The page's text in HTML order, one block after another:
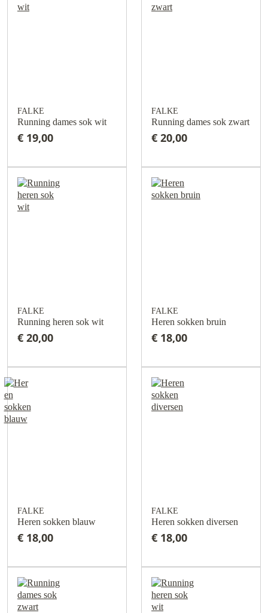
FALKE
Running dames sok wit
€ 19,00
FALKE
Running dames sok zwart
€ 20,00
FALKE
Running heren sok wit
€ 20,00
FALKE
Heren sokken bruin
€ 18,00
FALKE
Heren sokken blauw
€ 18,00
FALKE
Heren sokken diversen
€ 18,00